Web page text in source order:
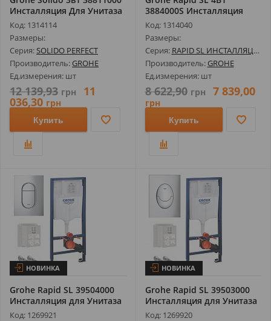
Инсталляция Для Унитаза
Код: 1314114
Размеры:
Серия:SOLIDO PERFECT
Производитель: GROHE
Ед.измерения: шт
12 139,93 грн 11
036,30 грн
Купить
3884000S Инсталляция
Для Унитаза,...
Код: 1314040
Размеры:
Серия: RAPID SL ИНСТАЛЛЯЦИИ И КОМПЛЕКТЫ
Производитель: GROHE
Ед.измерения: шт
8 622,90 грн 7 839,00
грн
Купить
НОВИНКА
Grohe Rapid SL 39504000
Инсталляция для Унитаза
(Кно...
Код: 1269921
НОВИНКА
Grohe Rapid SL 39503000
Инсталляция для Унитаза
(Кно...
Код: 1269920